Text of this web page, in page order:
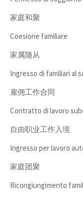
家庭和聚
Coesione familiare
家属随从
Ingresso di familiari al
雇佣工作合同
Contratto di lavoro
自由职业工作入境
Ingresso per lavoro
家庭团聚
Ricongiungimento